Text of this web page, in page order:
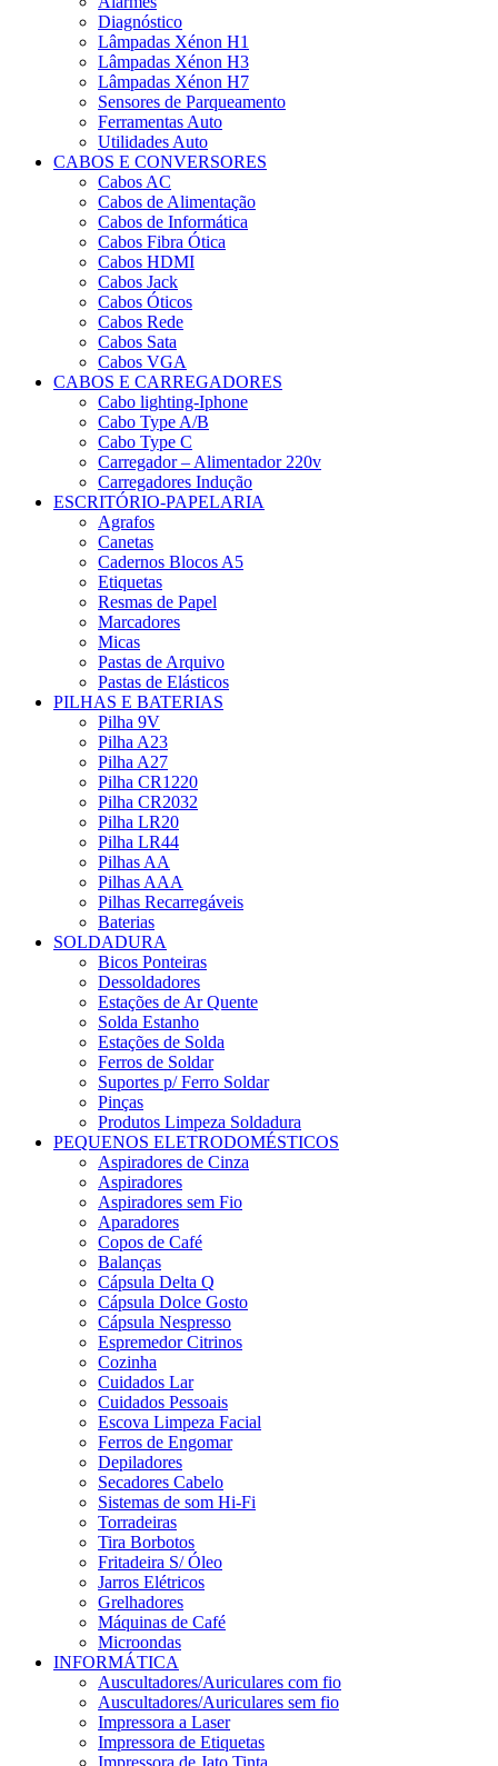
Diagnóstico
Lâmpadas Xénon H1
Lâmpadas Xénon H3
Lâmpadas Xénon H7
Sensores de Parqueamento
Ferramentas Auto
Utilidades Auto
CABOS E CONVERSORES
Cabos AC
Cabos de Alimentação
Cabos de Informática
Cabos Fibra Ótica
Cabos HDMI
Cabos Jack
Cabos Óticos
Cabos Rede
Cabos Sata
Cabos VGA
CABOS E CARREGADORES
Cabo lighting-Iphone
Cabo Type A/B
Cabo Type C
Carregador – Alimentador 220v
Carregadores Indução
ESCRITÓRIO-PAPELARIA
Agrafos
Canetas
Cadernos Blocos A5
Etiquetas
Resmas de Papel
Marcadores
Micas
Pastas de Arquivo
Pastas de Elásticos
PILHAS E BATERIAS
Pilha 9V
Pilha A23
Pilha A27
Pilha CR1220
Pilha CR2032
Pilha LR20
Pilha LR44
Pilhas AA
Pilhas AAA
Pilhas Recarregáveis
Baterias
SOLDADURA
Bicos Ponteiras
Dessoldadores
Estações de Ar Quente
Solda Estanho
Estações de Solda
Ferros de Soldar
Suportes p/ Ferro Soldar
Pinças
Produtos Limpeza Soldadura
PEQUENOS ELETRODOMÉSTICOS
Aspiradores de Cinza
Aspiradores
Aspiradores sem Fio
Aparadores
Copos de Café
Balanças
Cápsula Delta Q
Cápsula Dolce Gosto
Cápsula Nespresso
Espremedor Citrinos
Cozinha
Cuidados Lar
Cuidados Pessoais
Escova Limpeza Facial
Ferros de Engomar
Depiladores
Secadores Cabelo
Sistemas de som Hi-Fi
Torradeiras
Tira Borbotos
Fritadeira S/ Óleo
Jarros Elétricos
Grelhadores
Máquinas de Café
Microondas
INFORMÁTICA
Auscultadores/Auriculares com fio
Auscultadores/Auriculares sem fio
Impressora a Laser
Impressora de Etiquetas
Impressora de Jato Tinta